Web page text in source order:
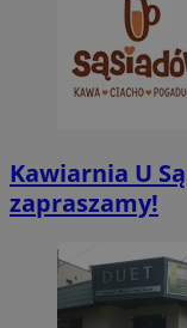
Kawiarnia U
zapraszamy!